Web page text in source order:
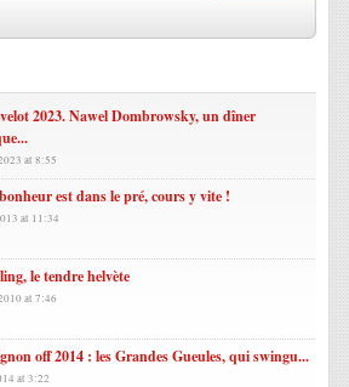
2023. Nawel Dombrowsky, un dîner
at 8:55
est dans le pré, cours y vite !
at 11:34
le tendre helvète
at 7:46
off 2014 : les Grandes Gueules, qui swingu...
at 3:22